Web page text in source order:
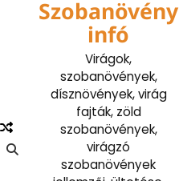
Szobanövény
infó
Virágok,
szobanövények,
dísznövények, virág
fajták, zöld
szobanövények,
virágzó
szobanövények